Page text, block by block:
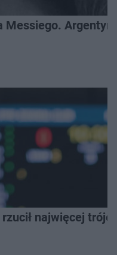
Messiego.
najwięcej